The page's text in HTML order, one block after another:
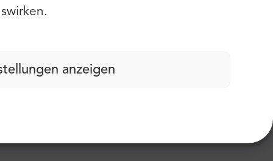
anzeigen